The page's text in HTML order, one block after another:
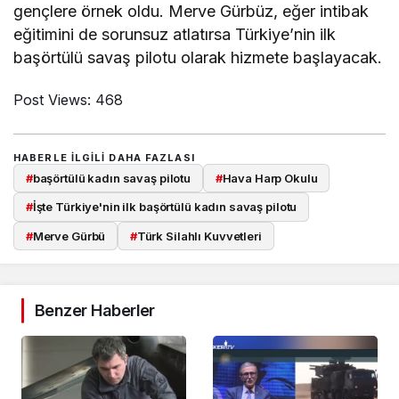
gençlere örnek oldu. Merve Gürbüz, eğer intibak
eğitimini de sorunsuz atlatırsa Türkiye’nin ilk
başörtülü savaş pilotu olarak hizmete başlayacak.
Post Views: 468
HABERLE ILGILI DAHA FAZLASI
#başörtülü kadın savaş pilotu #Hava Harp Okulu
#İşte Türkiye'nin ilk başörtülü kadın savaş pilotu
#Merve Gürbü #Türk Silahlı Kuvvetleri
Benzer Haberler